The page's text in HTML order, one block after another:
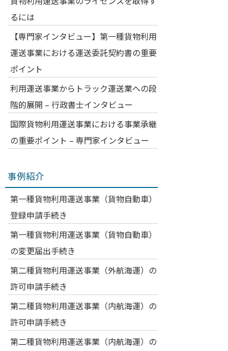
るには
【専門家インタビュー】第一種貨物利用
運送事業における運送委託契約書の重要
ポイント
利用運送事業からトラック運送業への段
階的展開 – 行政書士インタビュー
国際貨物利用運送事業における事業承継
の重要ポイント – 専門家インタビュー
事例紹介
第一種貨物利用運送事業（貨物自動車）
登録申請手続き
第一種貨物利用運送事業（貨物自動車）
の変更届出手続き
第二種貨物利用運送事業（外航海運）の
許可申請手続き
第二種貨物利用運送事業（内航海運）の
許可申請手続き
第二種貨物利用運送事業（内航海運）の